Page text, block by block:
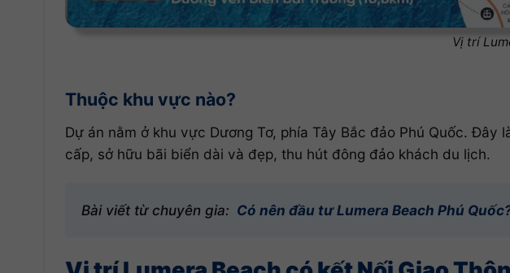
Vị trí
Thuộc khu vực nào?
Dự án nằm ở khu vực Dương Tơ, phía Tây Bắc đảo Phú Quốc.
cấp, sở hữu bãi biển dài và đẹp, thu hút đông đảo khách du lịch.
Bài viết từ chuyên gia: Có nên đầu tư Lumera Beach Phú